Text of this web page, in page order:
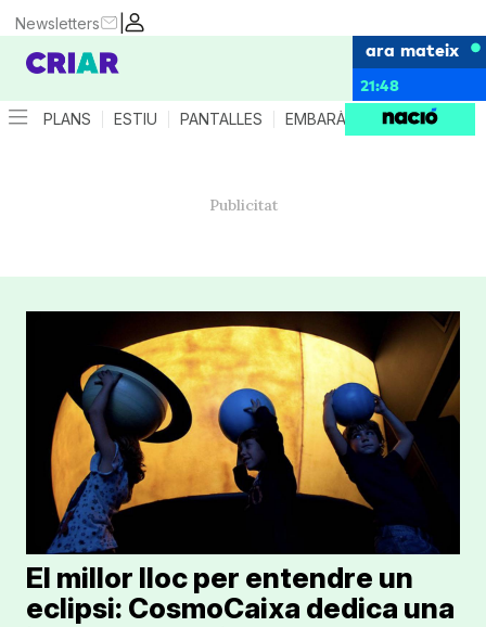
|
Newsletters
ara mateix
21:48
PLANS ESTIU PANTALLES EMBARÀS CRIANÇA
El millor lloc per entendre un
eclipsi: CosmoCaixa dedica una